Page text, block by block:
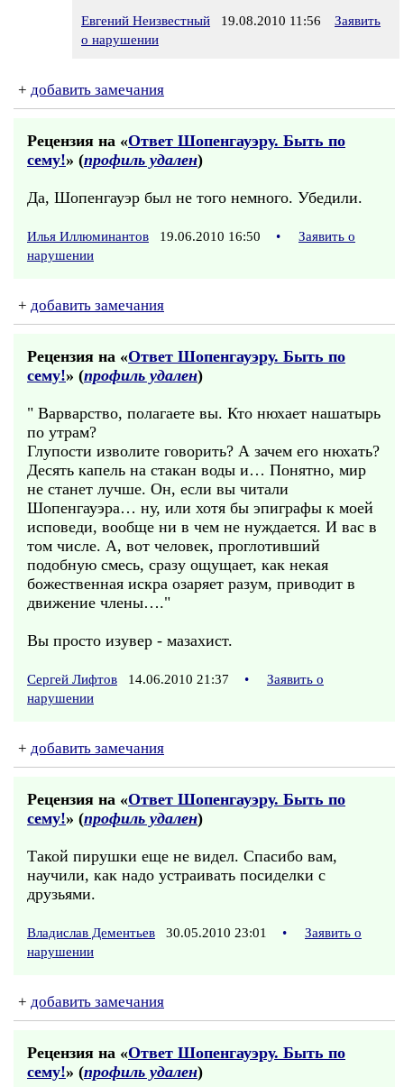
Евгений Неизвестный 19.08.2010 11:56
Заявить
о нарушении
+ добавить замечания
Рецензия на «Ответ Шопенгауэру. Быть по
сему!» (профиль удален)
Да, Шопенгауэр был не того немного. Убедили.
Илья Иллюминантов 19.06.2010 16:50 •
Заявить о
нарушении
+ добавить замечания
Рецензия на «Ответ Шопенгауэру. Быть по
сему!» (профиль удален)
" Варварство, полагаете вы. Кто нюхает нашатырь
по утрам?
Глупости изволите говорить? А зачем его нюхать?
Десять капель на стакан воды и… Понятно, мир
не станет лучше. Он, если вы читали
Шопенгауэра… ну, или хотя бы эпиграфы к моей
исповеди, вообще ни в чем не нуждается. И вас в
том числе. А, вот человек, проглотивший
подобную смесь, сразу ощущает, как некая
божественная искра озаряет разум, приводит в
движение члены…."
Вы просто изувер - мазахист.
Сергей Лифтов 14.06.2010 21:37 •
Заявить о
нарушении
+ добавить замечания
Рецензия на «Ответ Шопенгауэру. Быть по
сему!» (профиль удален)
Такой пирушки еще не видел. Спасибо вам,
научили, как надо устраивать посиделки с
друзьями.
Владислав Дементьев 30.05.2010 23:01 •
Заявить о
нарушении
+ добавить замечания
Рецензия на «Ответ Шопенгауэру. Быть по
сему!» (профиль удален)